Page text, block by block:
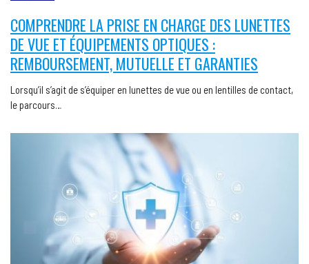
COMPRENDRE LA PRISE EN CHARGE DES LUNETTES
DE VUE ET ÉQUIPEMENTS OPTIQUES :
REMBOURSEMENT, MUTUELLE ET GARANTIES
Lorsqu’il s’agit de s’équiper en lunettes de vue ou en lentilles de contact,
le parcours…